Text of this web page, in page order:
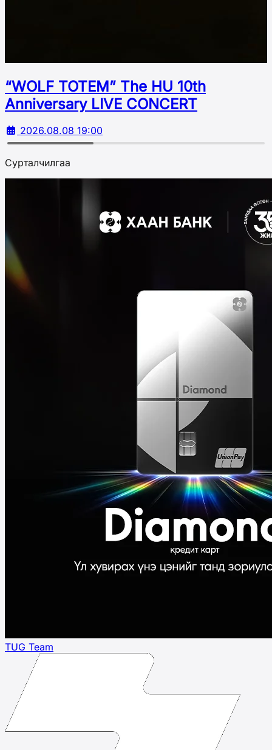
“WOLF TOTEM” The HU 10th
Аnniversary LIVE CONCERT
2026.08.08 19:00
Сурталчилгаа
TUG Team